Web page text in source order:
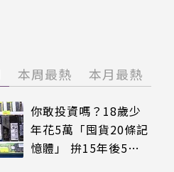
本周最熱 本月最熱
你敢投資嗎？18歲少
年花5萬「囤貨20條記
憶體」 拚15年後5倍